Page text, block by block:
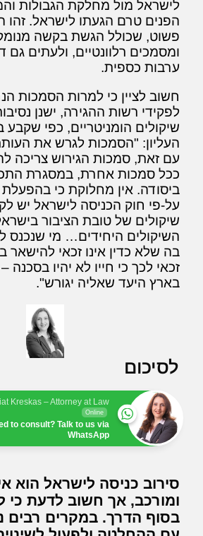
לישראל מול מחלקת הגבולות
הפנים טרם הגעתו לישראל. זהו
פשוט, שכולל הגשת בקשה
ומסמכים רלוונטיים, ולעתים
ערבות כספית.
חשוב לציין כי למרות הסמכות
לפקידי רשות ההגירה, ישנן
שיקולים הומניטריים, כפי
העליון: "הסמכות לגרש את
עם זאת, סמכות הגירוש צריכה
ככל סמכות אחרת, במסגרת
ביסודה. אין מחלוקת כי
על-פי חוק הכניסה לישראל יש
שיקולים של טובת הציבור
השיקולים היחידים… מי שנכנס
בה שלא כדין אינו זכאי להישאר
זכאי לכך כי חייו לא יהיו
בארץ היעד שאליה יגורש".
לסיכום
Kreskas – Attorney at Law
Online
to consult? Talk to us via
WhatsApp
סירוב כניסה לישראל הוא
ומורכב, אך חשוב לדעת כי
בסוף הדרך. במקרים רבים